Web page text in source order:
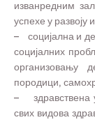
изванредним
успехе у развоју
– социјална и
социјалних
организовању
породици,
– здравствена
свих видова